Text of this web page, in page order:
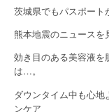
g
a
t
i
茨城県でもパスポート
熊本地震のニュースを
効き目のある美容液を
は…。
ダウンタイム中も心
ンケア